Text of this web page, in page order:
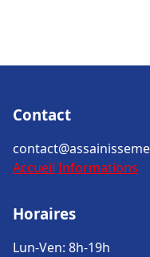
Contact
Accueil Informations
Horaires
Lun-Ven: 8h-19h